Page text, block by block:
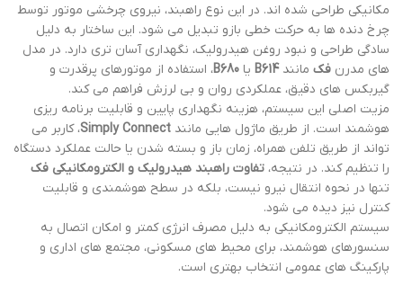
مکانیکی طراحی شده اند. در این نوع راهبند، نیروی چرخشی موتور توسط
چرخ دنده ها به حرکت خطی بازو تبدیل می شود. این ساختار به دلیل
سادگی طراحی و نبود روغن هیدرولیک، نگهداری آسان تری دارد. در مدل
های مدرن فک مانندB614 یا B680، استفاده از موتورهای پرقدرت و
گیربکس های دقیق، عملکردی روان و بی لرزش فراهم می کند.
مزیت اصلی این سیستم، هزینه نگهداری پایین و قابلیت برنامه ریزی
هوشمند است. از طریق ماژول هایی مانند Simply Connect، کاربر می
تواند از طریق تلفن همراه، زمان باز و بسته شدن یا حالت عملکرد دستگاه
را تنظیم کند. در نتیجه، تفاوت راهبند هیدرولیک و الکترومکانیکی فک
تنها در نحوه انتقال نیرو نیست، بلکه در سطح هوشمندی و قابلیت
کنترل نیز دیده می شود.
سیستم الکترومکانیکی به دلیل مصرف انرژی کمتر و امکان اتصال به
سنسورهای هوشمند، برای محیط های مسکونی، مجتمع های اداری و
پارکینگ های عمومی انتخاب بهتری است.